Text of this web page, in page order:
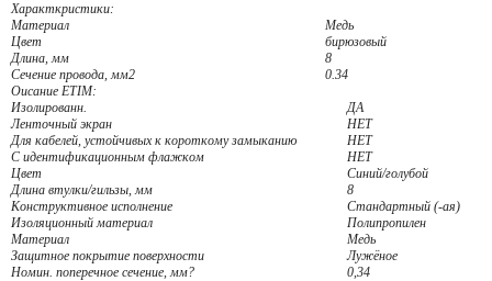
Характкристики:
Материал
Медь
Цвет
бирюзовый
Длина, мм
8
Сечение провода, мм2
0.34
Оисание ETIM:
Изолированн.
ДА
Ленточный экран
НЕТ
Для кабелей, устойчивых к короткому замыканию
НЕТ
С идентификационным флажком
НЕТ
Цвет
Синий/голубой
Длина втулки/гильзы, мм
8
Конструктивное исполнение
Стандартный (-ая)
Изоляционный материал
Полипропилен
Материал
Медь
Защитное покрытие поверхности
Лужёное
Номин. поперечное сечение, мм?
0,34